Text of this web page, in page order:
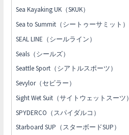
Sea Kayaking UK（SKUK）
Sea to Summit（シートゥーサミット）
SEAL LINE（シールライン）
Seals（シールズ）
Seattle Sport（シアトルスポーツ）
Sevylor（セビラー）
Sight Wet Suit（サイトウェットスーツ）
SPYDERCO（スパイダルコ）
Starboard SUP（スターボードSUP）